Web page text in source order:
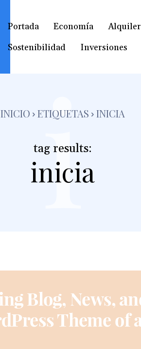
Portada Economía Alquiler
Sostenibilidad
Inversiones
INICIO ETIQUETAS INICIA
tag results:
inicia
i